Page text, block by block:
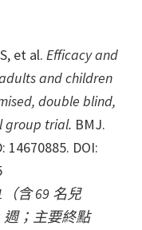
et al. Efficacy and
and children
double blind,
group trial. BMJ.
14670885. DOI:
（含 69 名兒
週；主要終點